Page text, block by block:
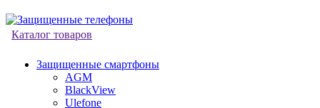
Каталог товаров
Защищенные смартфоны
AGM
BlackView
Ulefone